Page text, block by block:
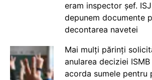
eram inspector șef.
depunem documente
decontarea navetei
Mai mulți părinți
anularea deciziei
acorda sumele pentru